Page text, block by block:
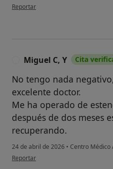
en opinión del usuario Henar
Reportar
Miguel C, Y Cita
No tengo nada
excelente doctor.
Me ha operado de
después de dos meses
recuperando.
24 de abril de 2026 • Centro Médico
en opinión del usuario Miguel C, Y
Reportar
¿Alguna vez has
o chatbot de IA
sobre un tema